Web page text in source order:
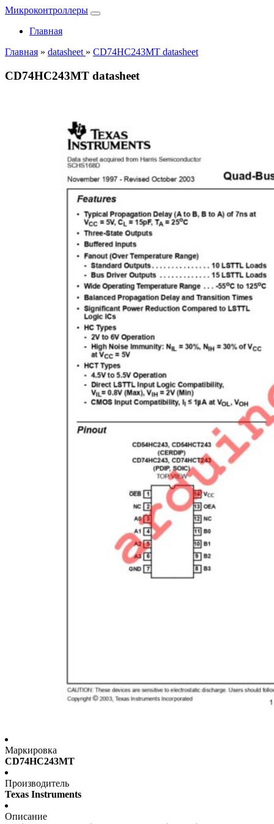
Микроконтроллеры
Главная
Главная » datasheet » CD74HC243MT datasheet
CD74HC243MT datasheet
Маркировка
CD74HC243MT
Производитель
Texas Instruments
Описание